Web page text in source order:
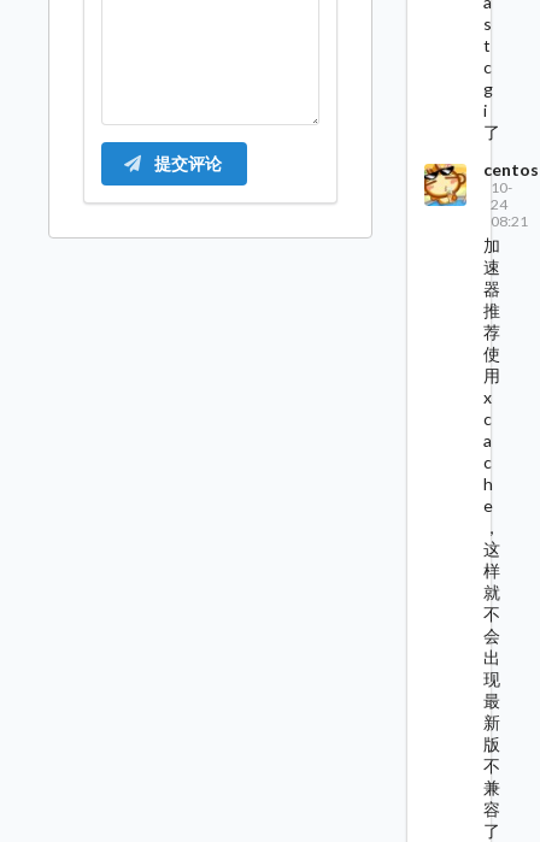
提交评论
s
t
c
g
i
了
centos
10-
24
08:21
加
速
器
推
荐
使
用
x
c
a
c
h
e
，
这
样
就
不
会
出
现
最
新
版
不
兼
容
了